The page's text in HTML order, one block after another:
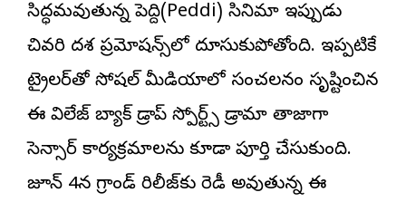
సిద్ధమవుతున్న పెద్ది(Peddi) సినిమా ఇప్పుడు
చివరి దశ ప్రమోషన్స్‌లో దూసుకుపోతోంది. ఇప్పటికే
ట్రైలర్‌తో సోషల్ మీడియాలో సంచలనం సృష్టించిన
ఈ విలేజ్ బ్యాక్ డ్రాప్ స్పోర్ట్స్ డ్రామా తాజాగా
సెన్సార్ కార్యక్రమాలను కూడా పూర్తి చేసుకుంది.
జూన్ 4న గ్రాండ్ రిలీజ్‌కు రెడీ అవుతున్న ఈ